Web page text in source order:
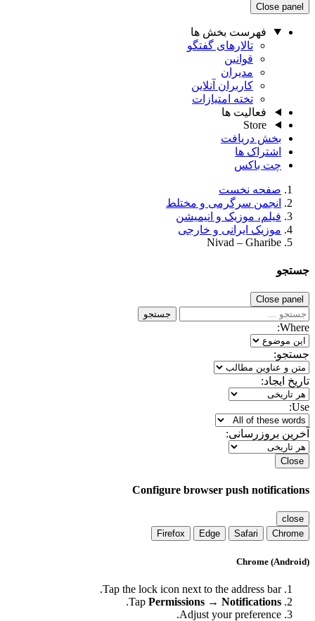
Close panel
فهرست بخش ها
تالارهای گفتگو
قوانین
مدیران
کاربران آنلاین
تخته امتیازات
فعالیت ها
Store
بخش دریافت
اشتراک ها
چت باکس
صفحه نخست
انجمن سرگرمی و مختلط
فیلم، موزیک و انیمیشن
موزیک ایرانی و خارجی
Nivad – Gharibe
جستجو
Close panel
جستجو
Where:
جستجو:
تاریخ ایجاد:
Use:
آخرین بروزرسانی:
Close
Configure browser push notifications
close
Chrome
Safari
Edge
Firefox
Chrome (Android)
Tap the lock icon next to the address bar.
Tap Permissions → Notifications
.
Adjust your preference.